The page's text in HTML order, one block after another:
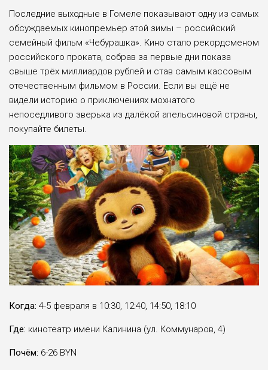
Последние выходные в Гомеле показывают одну из самых
обсуждаемых кинопремьер этой зимы – российский
семейный фильм «Чебурашка». Кино стало рекордсменом
российского проката, собрав за первые дни показа
свыше трёх миллиардов рублей и став самым кассовым
отечественным фильмом в России. Если вы ещё не
видели историю о приключениях мохнатого
непоседливого зверька из далёкой апельсиновой страны,
покупайте билеты.
Когда: 4-5 февраля в 10:30, 12:40, 14:50, 18:10
Где: кинотеатр имени Калинина (ул. Коммунаров, 4)
Почём: 6-26 BYN